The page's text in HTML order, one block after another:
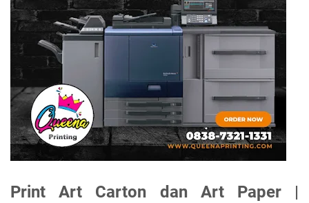
Print Art Carton dan Art Paper |